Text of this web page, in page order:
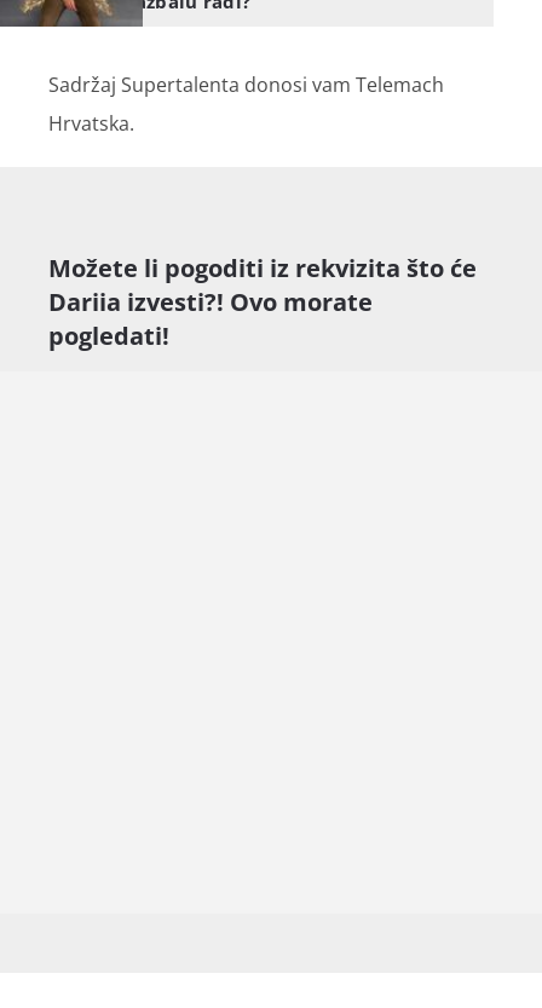
Sadržaj Supertalenta donosi vam Telemach
Hrvatska.
Možete li pogoditi iz rekvizita što će
Dariia izvesti?! Ovo morate
pogledati!